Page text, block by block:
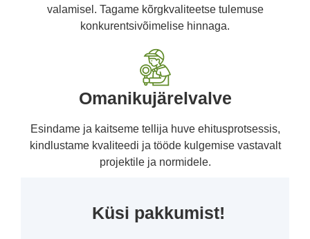
valamisel. Tagame kõrgkvaliteetse tulemuse
konkurentsivõimelise hinnaga.
Omanikujärelvalve
Esindame ja kaitseme tellija huve ehitusprotsessis,
kindlustame kvaliteedi ja tööde kulgemise vastavalt
projektile ja normidele.
Küsi pakkumist!